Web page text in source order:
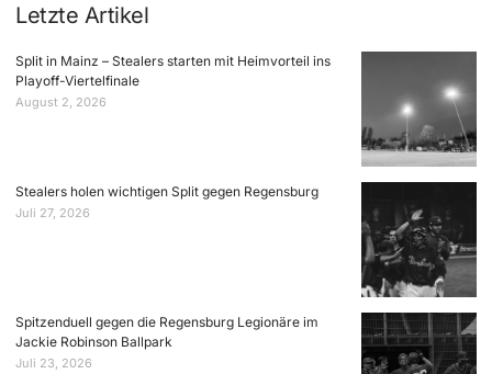
Letzte Artikel
Split in Mainz – Stealers starten mit Heimvorteil ins
Playoff-Viertelfinale
August 2, 2026
Stealers holen wichtigen Split gegen Regensburg
Juli 27, 2026
Spitzenduell gegen die Regensburg Legionäre im
Jackie Robinson Ballpark
Juli 23, 2026